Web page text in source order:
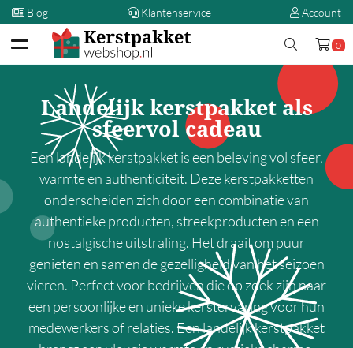
Blog Klantenservice Account
0
Kerstpakketten
Op prijs
00,00 - 5,00
5,00 - 10,00
10,00 - 15,00
15,00 - 20,00
20,00 - 25,00
25,00 - 30,00
Landelijk kerstpakket als
sfeervol cadeau
Een landelijk kerstpakket is een beleving vol sfeer,
warmte en authenticiteit. Deze kerstpakketten
onderscheiden zich door een combinatie van
authentieke producten, streekproducten en een
nostalgische uitstraling. Het draait om puur
genieten en samen de gezelligheid van het seizoen
vieren. Perfect voor bedrijven die op zoek zijn naar
een persoonlijke en unieke kerstervaring voor hun
medewerkers of relaties. Een landelijk kerstpakket